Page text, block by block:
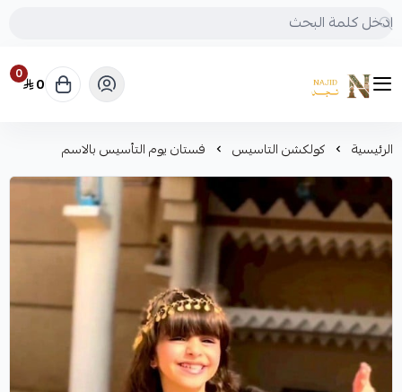
متجر نجد
0 0
الرئيسية كولكشن التاسيس فستان يوم التأسيس بالاسم